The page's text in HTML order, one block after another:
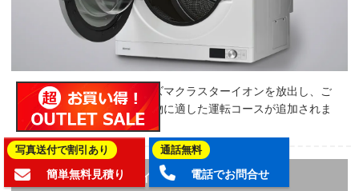
ドラム庫内に高濃度のプラズマクラスターイオンを放出し、ご
家庭で洗いにくい衣類や小物に適した運転コースが追加されま
した。
マイルドコース搭載
写真送付で割引あり
簡単無料見積り
通話無料
電話でお問合せ